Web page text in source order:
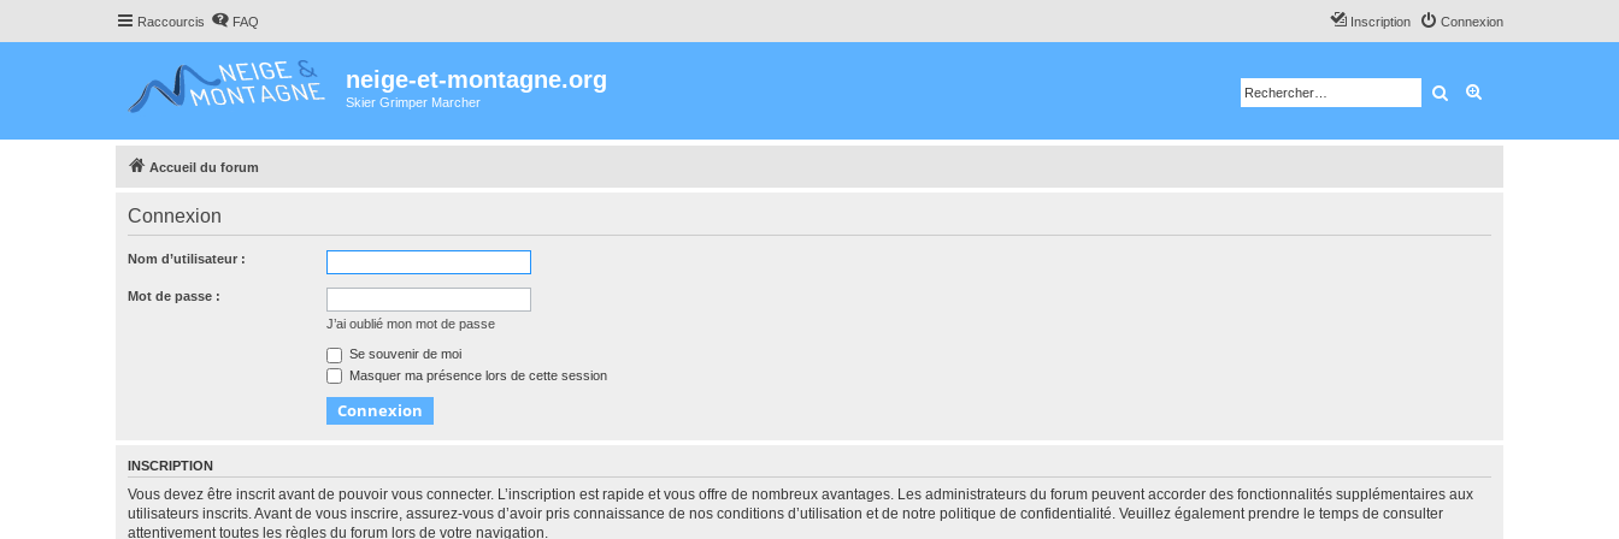
Raccourcis FAQ Connexion
Inscription
neige-et-montagne.org
Skier Grimper Marcher Rechercher
Accueil du forum
Connexion
Nom d’utilisateur :
Mot de passe :
J’ai oublié mon mot de passe
Se souvenir de moi
Masquer ma présence lors de cette session
INSCRIPTION
Vous devez être inscrit avant de pouvoir vous connecter. L’inscription est rapide et vous offre de nombreux avantages. Les administrateurs du forum peuvent accorder des fonctionnalités supplémentaires aux
utilisateurs inscrits. Avant de vous inscrire, assurez-vous d’avoir pris connaissance de nos conditions d’utilisation et de notre politique de confidentialité. Veuillez également prendre le temps de consulter
attentivement toutes les règles du forum lors de votre navigation.